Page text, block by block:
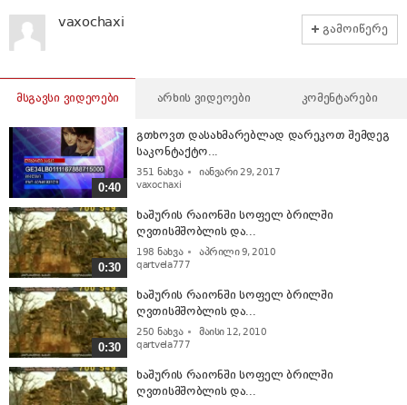
გამოიწერე
vaxochaxi
მსგავსი ვიდეოები არხის ვიდეოები კომენტარები
0:40
გთხოვთ დასახმარებლად დარეკოთ შემდეგ
საკონტაქტო...
351 ნახვა
იანვარი 29, 2017
vaxochaxi
0:30
ხაშურის რაიონში სოფელ ბრილში
ღვთისმშობლის და...
198 ნახვა
აპრილი 9, 2010
qartvela777
0:30
ხაშურის რაიონში სოფელ ბრილში
ღვთისმშობლის და...
250 ნახვა
მაისი 12, 2010
qartvela777
ხაშურის რაიონში სოფელ ბრილში
ღვთისმშობლის და...